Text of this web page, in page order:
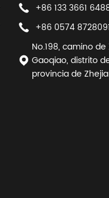
+86 133 3661
+86 0574
No.198, camino
Gaoqiao, distrito
provincia de